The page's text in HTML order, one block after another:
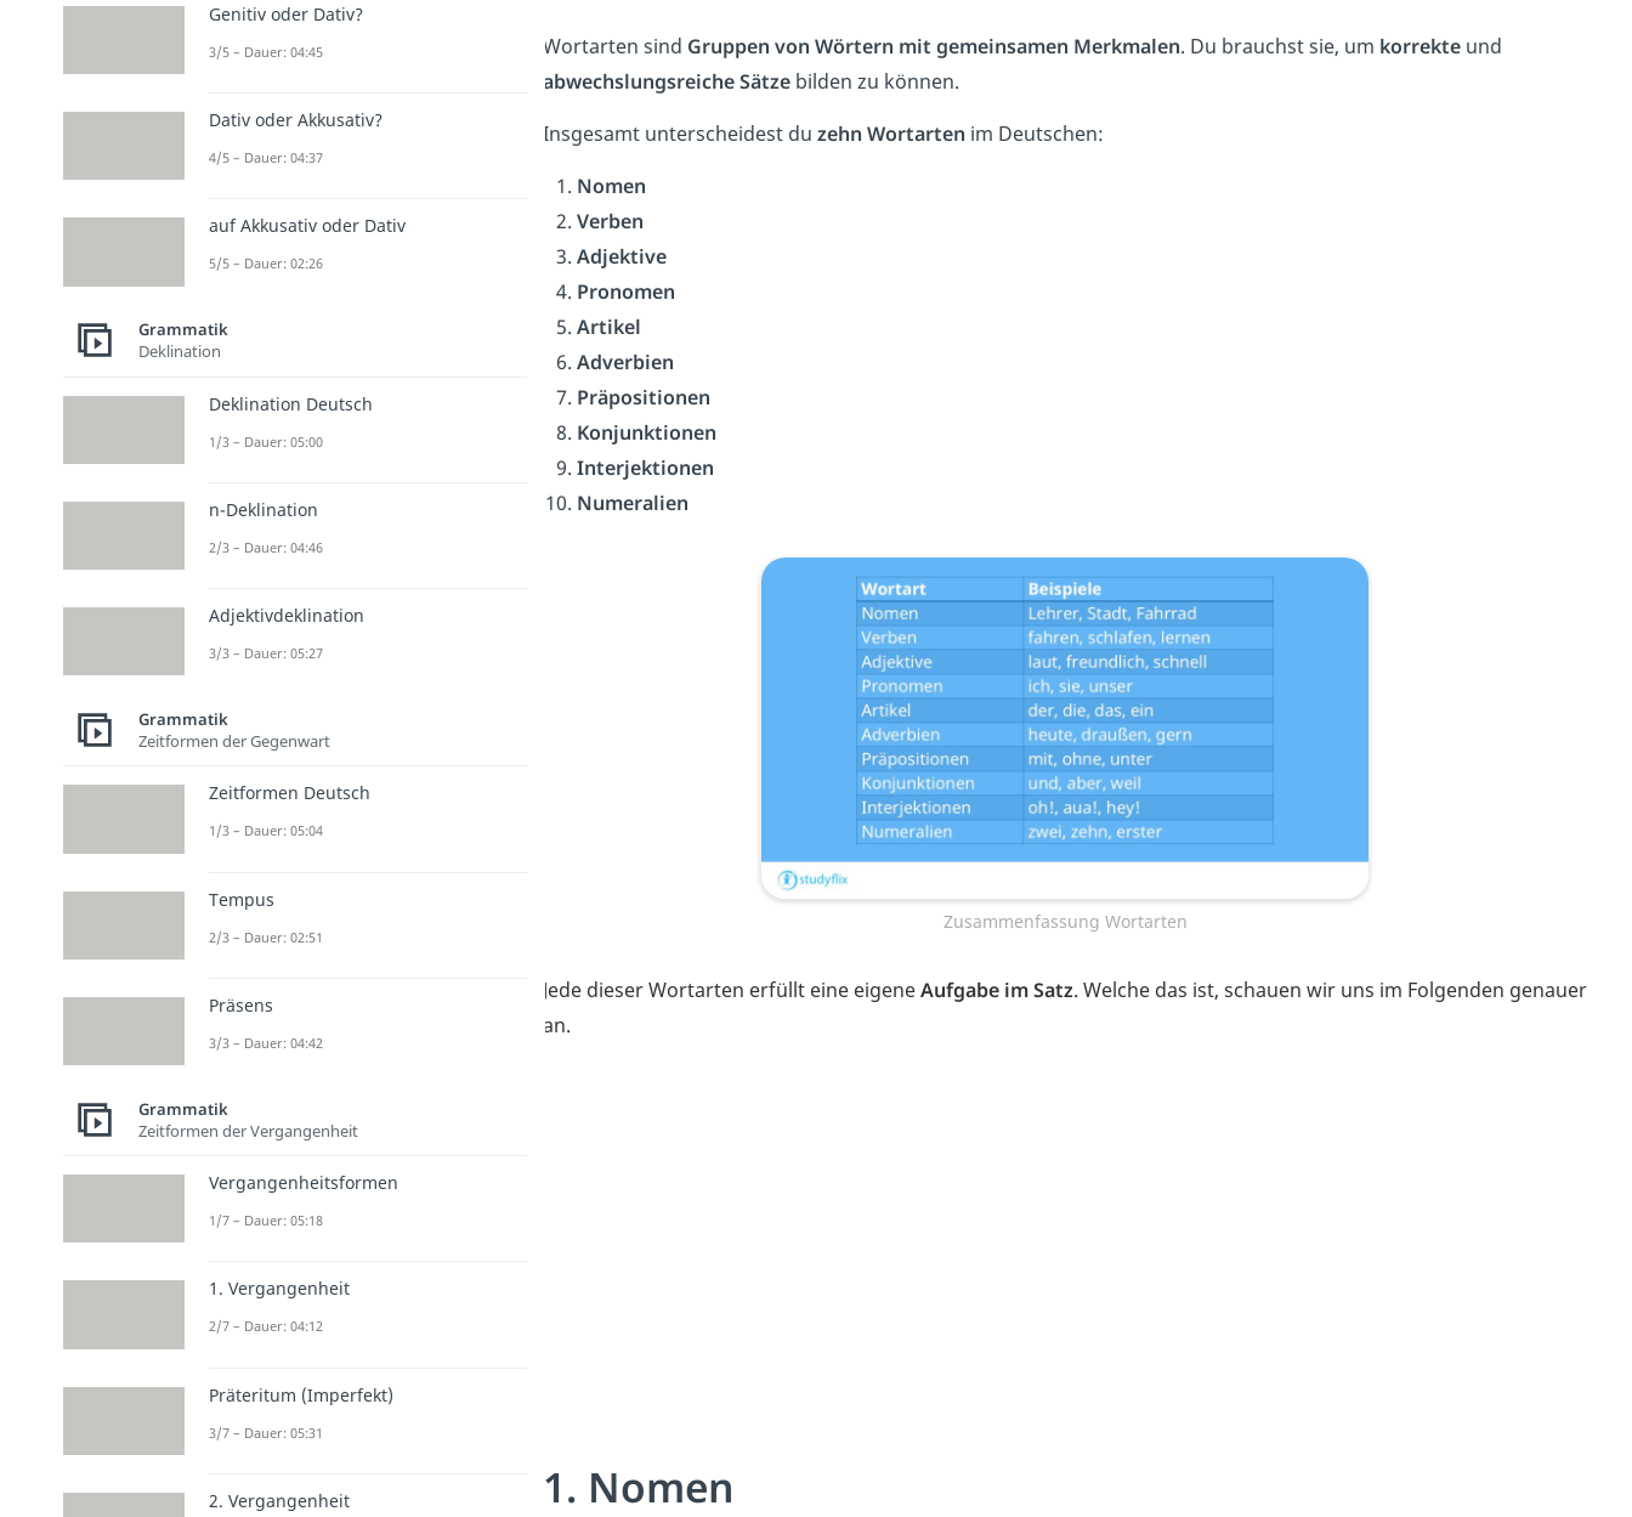
Wortarten sind Gruppen von Wörtern mit gemeinsamen Merkmalen. Du brauchst sie, um korrekte und
abwechslungsreiche Sätze bilden zu können.
Insgesamt unterscheidest du zehn Wortarten im Deutschen:
Nomen
Verben
Adjektive
Pronomen
Artikel
Adverbien
Präpositionen
Konjunktionen
Interjektionen
Numeralien
Zusammenfassung Wortarten
Jede dieser Wortarten erfüllt eine eigeneAufgabe im Satz. Welche das ist, schauen wir uns im Folgenden genauer
an.
1. Nomen
Genitiv oder Dativ?
3/5 – Dauer: 04:45
Dativ oder Akkusativ?
4/5 – Dauer: 04:37
auf Akkusativ oder Dativ
5/5 – Dauer: 02:26
Grammatik
Deklination
Deklination Deutsch
1/3 – Dauer: 05:00
n-Deklination
2/3 – Dauer: 04:46
Adjektivdeklination
3/3 – Dauer: 05:27
Grammatik
Zeitformen der Gegenwart
Zeitformen Deutsch
1/3 – Dauer: 05:04
Tempus
2/3 – Dauer: 02:51
Präsens
3/3 – Dauer: 04:42
Grammatik
Zeitformen der Vergangenheit
Vergangenheitsformen
1/7 – Dauer: 05:18
1. Vergangenheit
2/7 – Dauer: 04:12
Präteritum (Imperfekt)
3/7 – Dauer: 05:31
2. Vergangenheit